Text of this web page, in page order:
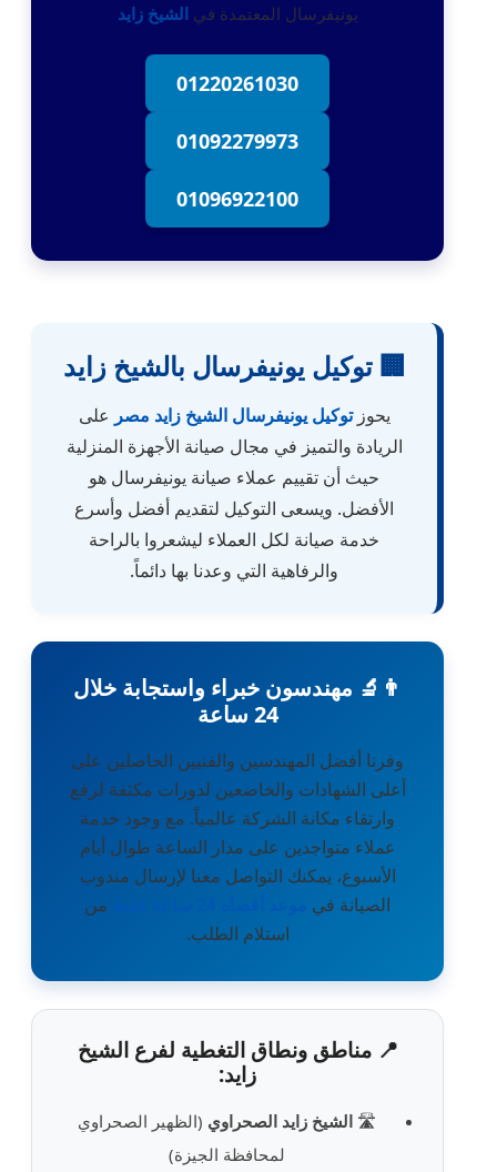
يونيفرسال المعتمدة فيالشيخ زايد
01220261030
01092279973
01096922100
🏢 توكيل يونيفرسال بالشيخ زايد
يحوزتوكيل يونيفرسال الشيخ زايد مصر على
الريادة والتميز في مجال صيانة الأجهزة المنزلية
حيث أن تقييم عملاء صيانة يونيفرسال هو
الأفضل. ويسعى التوكيل لتقديم أفضل وأسرع
خدمة صيانة لكل العملاء ليشعروا بالراحة
والرفاهية التي وعدنا بها دائماً.
👨‍🔬 مهندسون خبراء واستجابة خلال
24 ساعة
وفرنا أفضل المهندسين والفنيين الحاصلين على
أعلى الشهادات والخاضعين لدورات مكثفة لرفع
وارتقاء مكانة الشركة عالمياً. مع وجود خدمة
عملاء متواجدين على مدار الساعة طوال أيام
الأسبوع، يمكنك التواصل معنا لإرسال مندوب
الصيانة في
من
استلام الطلب.
📍 مناطق ونطاق التغطية لفرع الشيخ
زايد:
🛣️الشيخ زايد الصحراوي (الظهير الصحراوي
لمحافظة الجيزة)